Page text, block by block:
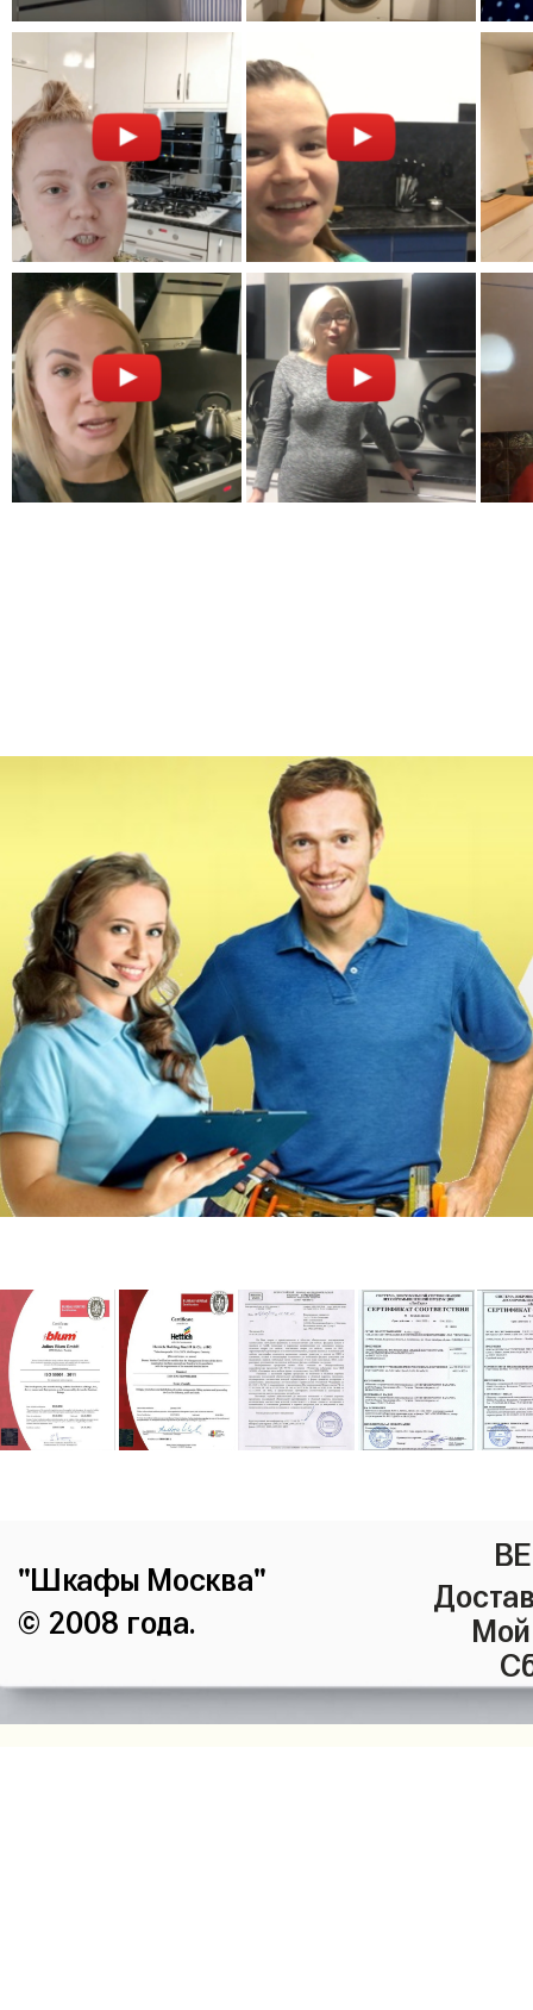
"Шкафы Москва"
© 2008 года.